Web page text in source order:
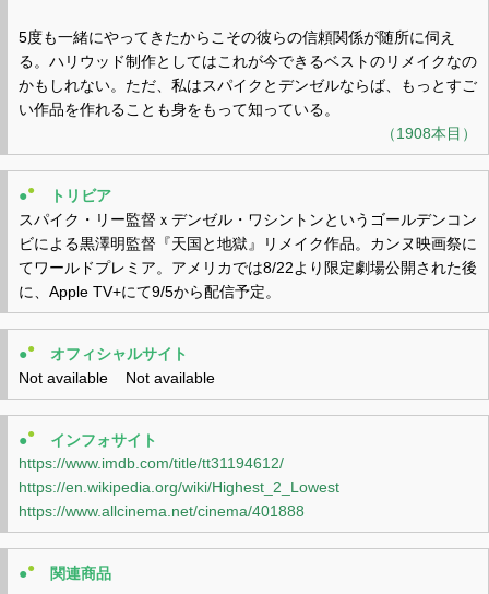
5度も一緒にやってきたからこその彼らの信頼関係が随所に伺え
る。ハリウッド制作としてはこれが今できるベストのリメイクなの
かもしれない。ただ、私はスパイクとデンゼルならば、もっとすご
い作品を作れることも身をもって知っている。
（1908本目）
●●
トリビア
スパイク・リー監督ｘデンゼル・ワシントンというゴールデンコン
ビによる黒澤明監督『天国と地獄』リメイク作品。カンヌ映画祭に
てワールドプレミア。アメリカでは8/22より限定劇場公開された後
に、Apple TV+にて9/5から配信予定。
●●
オフィシャルサイト
Not available Not available
●●
インフォサイト
https://www.imdb.com/title/tt31194612/
https://en.wikipedia.org/wiki/Highest_2_Lowest
https://www.allcinema.net/cinema/401888
●●
関連商品